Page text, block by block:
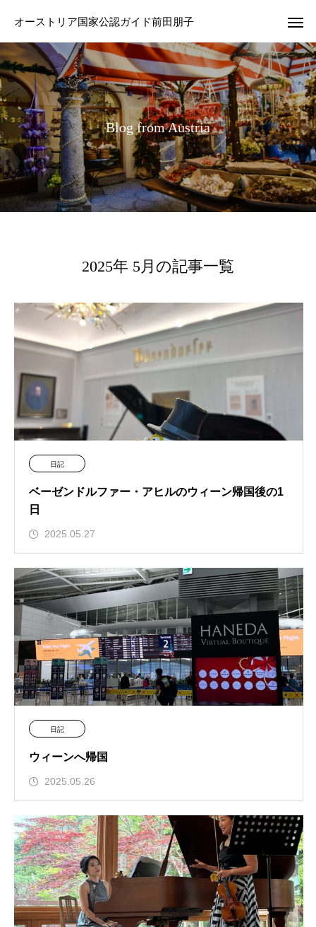
オーストリア国家公認ガイド前田朋子
Blog fromAustria
2025年 5月の記事一覧
日記
ベーゼンドルファー・アヒルのウィーン帰国後の1
日
2025.05.27
日記
ウィーンへ帰国
2025.05.26